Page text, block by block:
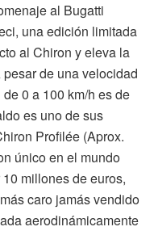
al Bugatti
una edición limitada
al Chiron y eleva la
de una velocidad
0 a 100 km/h es de
es uno de sus
Profilée (Aprox.
único en el mundo
millones de euros,
caro jamás vendido
aerodinámicamente